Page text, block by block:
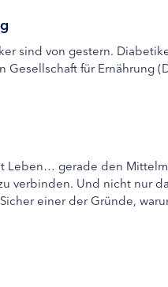
sind von gestern.
für Ernährung
Leben… gerade den
verbinden. Und nicht nur
einer der Gründe,